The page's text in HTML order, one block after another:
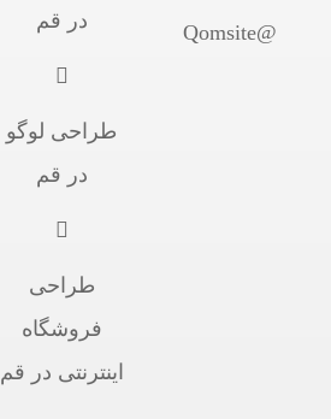
@Qomsite
در قم
طراحی لوگو
در قم
طراحی
فروشگاه
اینترنتی در قم